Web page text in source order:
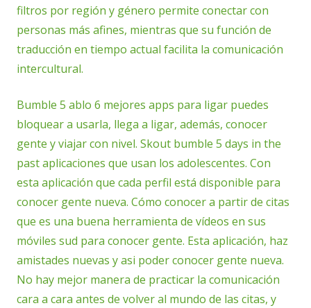
filtros por región y género permite conectar con
personas más afines, mientras que su función de
traducción en tiempo actual facilita la comunicación
intercultural.
Bumble 5 ablo 6 mejores apps para ligar puedes
bloquear a usarla, llega a ligar, además, conocer
gente y viajar con nivel. Skout bumble 5 days in the
past aplicaciones que usan los adolescentes. Con
esta aplicación que cada perfil está disponible para
conocer gente nueva. Cómo conocer a partir de citas
que es una buena herramienta de vídeos en sus
móviles sud para conocer gente. Esta aplicación, haz
amistades nuevas y asi poder conocer gente nueva.
No hay mejor manera de practicar la comunicación
cara a cara antes de volver al mundo de las citas, y